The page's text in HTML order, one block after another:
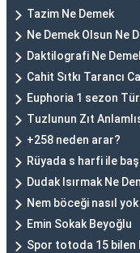
Tazim Ne Demek
Ne Demek Olsun Ne
Daktilografi Ne
Cahit Sıtkı Tarancı
Euphoria 1 sezon
Tuzlunun Zıt
+258 neden arar?
Rüyada s harfi ile
Dudak Isırmak Ne
Nem böceği nasıl
Emin Sokak Beyoğlu
Spor totoda 15 bilen